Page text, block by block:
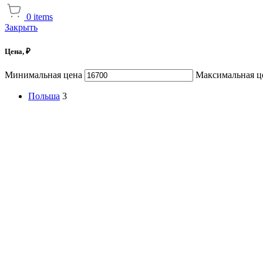
0 items
Закрыть
Цена, ₽
Минимальная цена Максимальная
Польша 3